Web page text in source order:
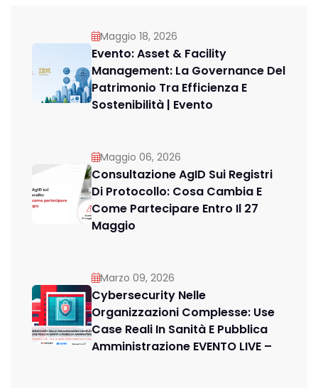
Maggio 18, 2026
Evento: Asset & Facility
Management: La Governance Del
Patrimonio Tra Efficienza E
Sostenibilità | Evento
Maggio 06, 2026
Consultazione AgID Sui Registri
Di Protocollo: Cosa Cambia E
Come Partecipare Entro Il 27
Maggio
Marzo 09, 2026
Cybersecurity Nelle
Organizzazioni Complesse: Use
Case Reali In Sanità E Pubblica
Amministrazione EVENTO LIVE –